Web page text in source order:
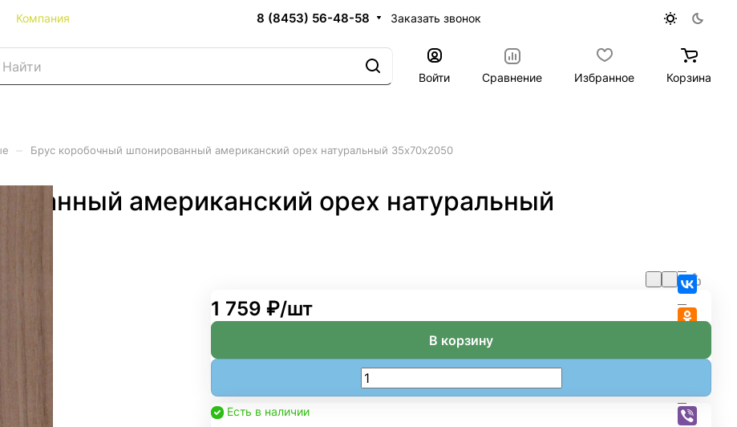
Компания 8 (8453) 56-48-58 Заказать звонок
Войти Сравнение Избранное Корзина
Брус коробочный шпонированный американский орех натуральный 35х70х2050
американский орех натуральный
1 759 ₽/шт
В корзину
Есть в наличии